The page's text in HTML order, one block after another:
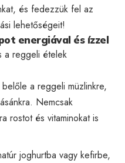
és fedezzük fel az
lehetőségeit!
energiával és ízzel
a reggeli ételek
a reggeli müzlinkre,
Nemcsak
rostot és vitaminokat is
joghurtba vagy kefirbe,